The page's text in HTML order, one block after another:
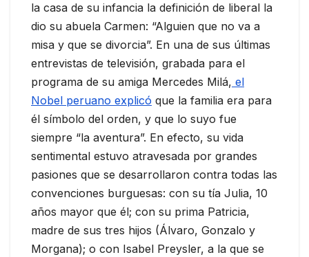
la casa de su infancia la definición de liberal la
dio su abuela Carmen: “Alguien que no va a
misa y que se divorcia”. En una de sus últimas
entrevistas de televisión, grabada para el
programa de su amiga Mercedes Milá, el
Nobel peruano explicó que la familia era para
él símbolo del orden, y que lo suyo fue
siempre “la aventura”. En efecto, su vida
sentimental estuvo atravesada por grandes
pasiones que se desarrollaron contra todas las
convenciones burguesas: con su tía Julia, 10
años mayor que él; con su prima Patricia,
madre de sus tres hijos (Álvaro, Gonzalo y
Morgana); o con Isabel Preysler, a la que se